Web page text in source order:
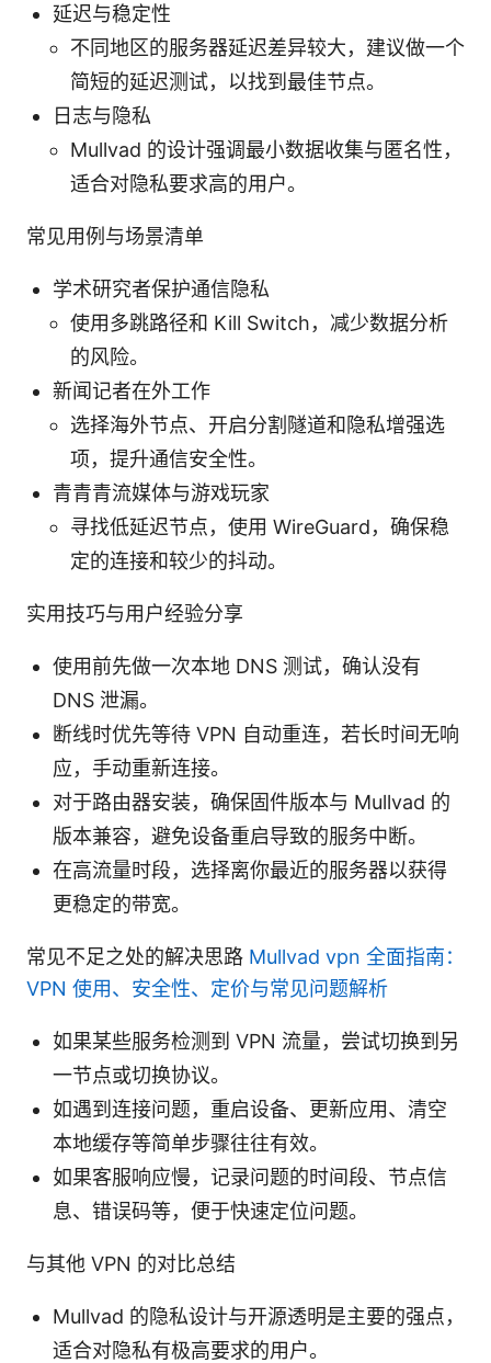
延迟与稳定性
不同地区的服务器延迟差异较大，建议做一个
简短的延迟测试，以找到最佳节点。
日志与隐私
Mullvad 的设计强调最小数据收集与匿名性，
适合对隐私要求高的用户。
常见用例与场景清单
学术研究者保护通信隐私
使用多跳路径和 Kill Switch，减少数据分析
的风险。
新闻记者在外工作
选择海外节点、开启分割隧道和隐私增强选
项，提升通信安全性。
青青青流媒体与游戏玩家
寻找低延迟节点，使用 WireGuard，确保稳
定的连接和较少的抖动。
实用技巧与用户经验分享
使用前先做一次本地 DNS 测试，确认没有
DNS 泄漏。
断线时优先等待 VPN 自动重连，若长时间无响
应，手动重新连接。
对于路由器安装，确保固件版本与 Mullvad 的
版本兼容，避免设备重启导致的服务中断。
在高流量时段，选择离你最近的服务器以获得
更稳定的带宽。
常见不足之处的解决思路 Mullvad vpn 全面指南：
VPN 使用、安全性、定价与常见问题解析
如果某些服务检测到 VPN 流量，尝试切换到另
一节点或切换协议。
如遇到连接问题，重启设备、更新应用、清空
本地缓存等简单步骤往往有效。
如果客服响应慢，记录问题的时间段、节点信
息、错误码等，便于快速定位问题。
与其他 VPN 的对比总结
Mullvad 的隐私设计与开源透明是主要的强点，
适合对隐私有极高要求的用户。